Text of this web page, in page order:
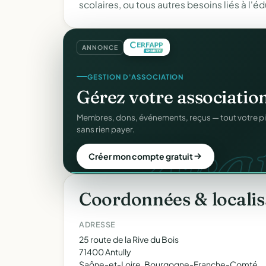
scolaires, ou tous autres besoins liés à
ANNONCE
GESTION D'ASSOCIATION
Gérez votre
Membres, dons, événements, reçus — tout votre
sans rien payer.
Créer mon compte gratuit
SITE WEB
Votre site web
Une page publique élégante et un site de
Sans webmaster.
Créer mon site gratuit
Coordonnées &
ADRESSE
25 route de la Rive du Bois
71400 Antully